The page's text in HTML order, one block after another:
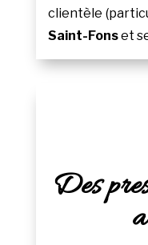
clientèle
Saint-Fonset
Des